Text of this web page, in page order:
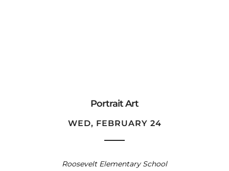
Portrait Art
WED, FEBRUARY 24
Roosevelt Elementary School